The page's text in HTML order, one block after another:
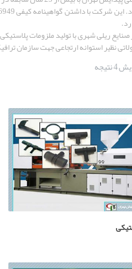
ریلی شهری با تولید ملزومات
نظیر استوانه ارتجاعی جهت سازمان